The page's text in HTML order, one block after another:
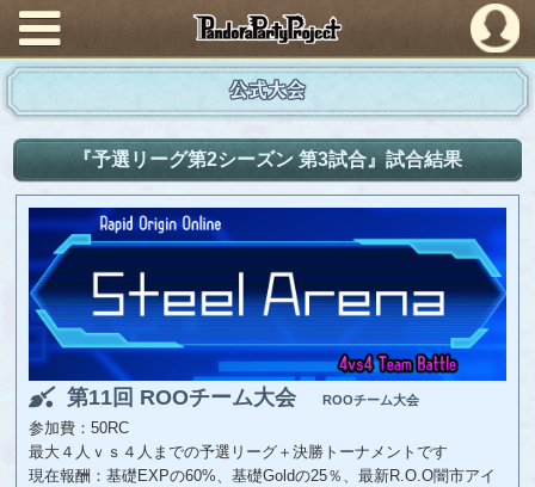
PandoraPartyProject
公式大会
『予選リーグ第2シーズン 第3試合』試合結果
第11回 ROOチーム大会 ROOチーム大会
参加費：50RC
最大４人ｖｓ４人までの予選リーグ＋決勝トーナメントです
現在報酬：基礎EXPの60%、基礎Goldの25％、最新R.O.O闇市アイ